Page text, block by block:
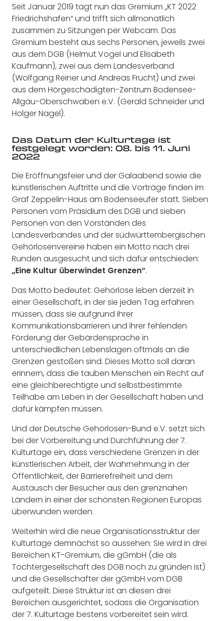
Seit Januar 2019 tagt nun das Gremium „KT 2022
Friedrichshafen“ und trifft sich allmonatlich
zusammen zu Sitzungen per Webcam. Das
Gremium besteht aus sechs Personen, jeweils zwei
aus dem DGB (Helmut Vogel und Elisabeth
Kaufmann), zwei aus dem Landesverband
(Wolfgang Reiner und Andreas Frucht) und zwei
aus dem Hörgeschädigten-Zentrum Bodensee-
Allgäu-Oberschwaben e.V. (Gerald Schneider und
Holger Nagel).
Das Datum der Kulturtage ist
festgelegt worden: 08. bis 11. Juni
2022
Die Eröffnungsfeier und der Galaabend sowie die
künstlerischen Auftritte und die Vorträge finden im
Graf Zeppelin-Haus am Bodenseeufer statt. Sieben
Personen vom Präsidium des DGB und sieben
Personen von den Vorständen des
Landesverbandes und der südwürttembergischen
Gehörlosenvereine haben ein Motto nach drei
Runden ausgesucht und sich dafür entschieden:
„Eine Kultur überwindet Grenzen“.
Das Motto bedeutet: Gehörlose leben derzeit in
einer Gesellschaft, in der sie jeden Tag erfahren
müssen, dass sie aufgrund ihrer
Kommunikationsbarrieren und ihrer fehlenden
Förderung der Gebärdensprache in
unterschiedlichen Lebenslagen oftmals an die
Grenzen gestoßen sind. Dieses Motto soll daran
erinnern, dass die tauben Menschen ein Recht auf
eine gleichberechtigte und selbstbestimmte
Teilhabe am Leben in der Gesellschaft haben und
dafür kämpfen müssen.
Und der Deutsche Gehörlosen-Bund e.V. setzt sich
bei der Vorbereitung und Durchführung der 7.
Kulturtage ein, dass verschiedene Grenzen in der
künstlerischen Arbeit, der Wahrnehmung in der
Öffentlichkeit, der Barrierefreiheit und dem
Austausch der Besucher aus den grenznahen
Ländern in einer der schönsten Regionen Europas
überwunden werden.
Weiterhin wird die neue Organisationsstruktur der
Kulturtage demnächst so aussehen: Sie wird in drei
Bereichen KT-Gremium, die gGmbH (die als
Tochtergesellschaft des DGB noch zu gründen ist)
und die Gesellschafter der gGmbH vom DGB
aufgeteilt. Diese Struktur ist an diesen drei
Bereichen ausgerichtet, sodass die Organisation
der 7. Kulturtage bestens vorbereitet sein wird.